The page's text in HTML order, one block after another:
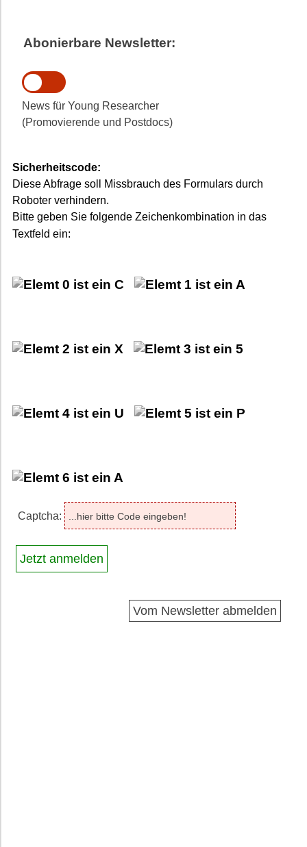
Abonierbare Newsletter:
News für Young Researcher
(Promovierende und Postdocs)
Sicherheitscode:
Diese Abfrage soll Missbrauch des Formulars durch
Roboter verhindern.
Bitte geben Sie folgende Zeichenkombination in das
Textfeld ein:
Captcha:
Vom Newsletter abmelden